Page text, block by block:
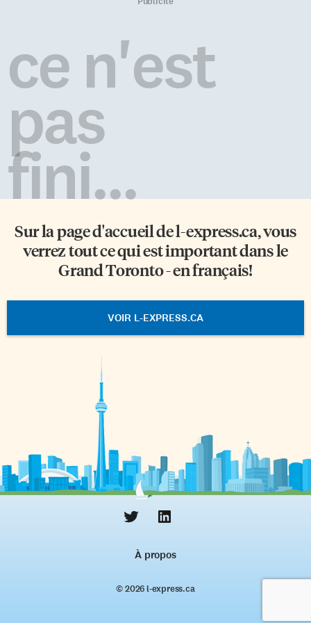
entrait en vigueur. Pour la
majorité anglophone, cela
prenait la forme d’une
restructuration controversée
nouvel encadrement de leur
mandat. Mais pour […]
pauvres est présentement
bloqué au Sénat par les
sénateurs conservateurs qui
ce n'est
pas
fini...
Sur la page d'accueil del-express.ca, vous
verrez tout ce qui est important dans le
Grand Toronto - en français!
VOIR L-EXPRESS.CA
À propos
© 2026 l‑express.ca